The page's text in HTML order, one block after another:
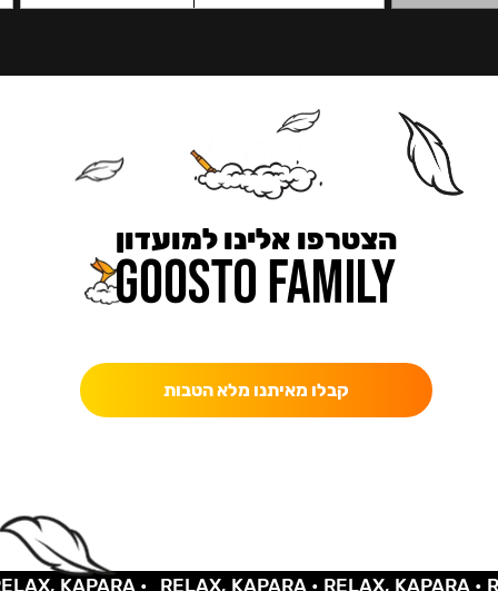
הצטרפו אלינו למועדון
קבלו מאיתנו מלא הטבות
KAPARA • RELAX, KAPARA •RELAX, KAPARA •